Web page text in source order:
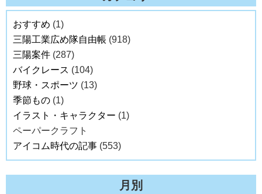
おすすめ (1)
三陽工業広め隊自由帳 (918)
三陽案件 (287)
バイクレース (104)
野球・スポーツ (13)
季節もの (1)
イラスト・キャラクター (1)
ペーパークラフト
アイコム時代の記事 (553)
月別